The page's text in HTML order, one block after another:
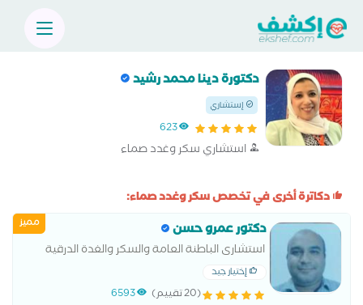
دكتورة دينا محمد رشيد
إستشاري
623
استشاري سكر وغدد صماء
دكاترة أخرى في تخصص سكر وغدد صماء:
مميز دكتور عمرو حسن
استشارى الباطنة العامة والسكر والغدة الدرقية
وامراض ضغط الدم والجهاز الهضمي خدمة السونار
ورسم القلب
إختيار جيد
(20 تقييم) 6593